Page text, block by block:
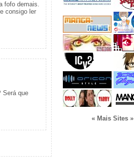
fofo demais.
consigo ler
Será que
« Mais Sites »